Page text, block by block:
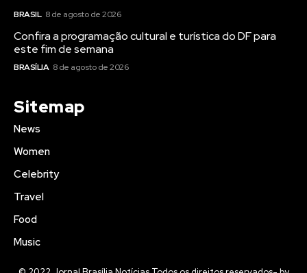
BRASIL 8 de agosto de 2026
Confira a programação cultural e turística do DF para
este fim de semana
BRASÍLIA 8 de agosto de 2026
Sitemap
News
Women
Celebrity
Travel
Food
Music